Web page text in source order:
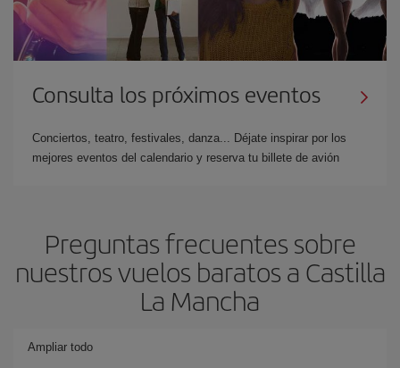
Consulta los próximos eventos
Conciertos, teatro, festivales, danza... Déjate inspirar por los
mejores eventos del calendario y reserva tu billete de avión
Preguntas frecuentes sobre
nuestros vuelos baratos a Castilla
La Mancha
Ampliar todo